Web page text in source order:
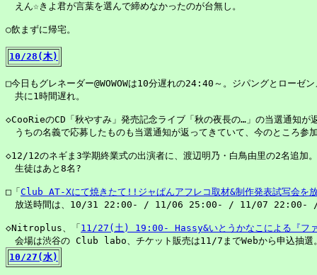
えん☆きよ君が言葉を選んで締めなかったのが台無し。
○飲まずに帰宅。
10/28(木)
□今日もグレネーダー@WOWOWは10分遅れの24:40～。ジパングとローゼン
共に1時間遅れ。
◇CooRieのCD「秋やすみ」発売記念ライブ「秋の夜長の…」の当選通知が
うちの名義で応募したものも当選通知が返ってきていて、今のところ参
◇12/12のネギま3学期終業式の出演者に、渡辺明乃・白鳥由里の2名追加
生徒はあと8名?
□「 Club AT-Xにて焼きたて!!ジャぱんアフレコ取材&制作発表試写会を
放送時間は、10/31 22:00- / 11/06 25:00- / 11/07 22:00-
◇Nitroplus、「 11/27(土) 19:00- Hassy&いとうかなこによる『フ
10/27(水)